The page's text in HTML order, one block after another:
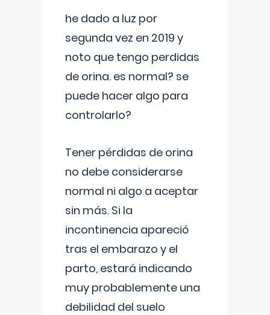
he dado a luz por
segunda vez en 2019 y
noto que tengo perdidas
de orina. es normal? se
puede hacer algo para
controlarlo?
Tener pérdidas de orina
no debe considerarse
normal ni algo a aceptar
sin más. Si la
incontinencia apareció
tras el embarazo y el
parto, estará indicando
muy probablemente una
debilidad del suelo